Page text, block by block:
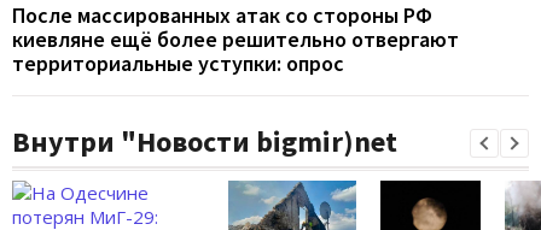
После массированных атак со стороны РФ
киевляне ещё более решительно отвергают
территориальные уступки: опрос
Внутри "Новости bigmir)net